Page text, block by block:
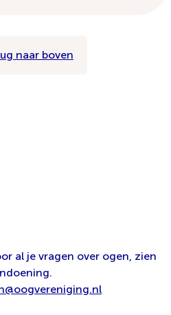
naar boven
al je vragen over ogen, zien